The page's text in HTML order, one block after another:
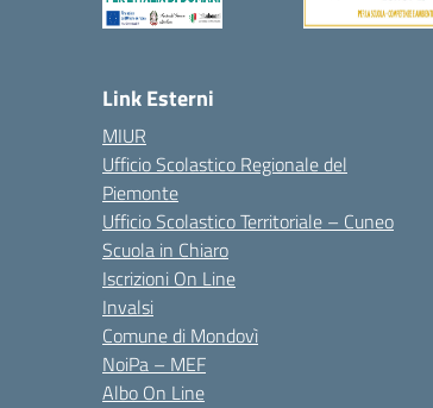
Link Esterni
MIUR
Ufficio Scolastico Regionale del
Piemonte
Ufficio Scolastico Territoriale – Cuneo
Scuola in Chiaro
Iscrizioni On Line
Invalsi
Comune di Mondovì
NoiPa – MEF
Albo On Line